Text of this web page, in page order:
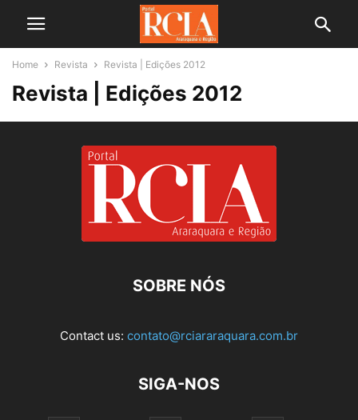
Home Revista Revista | Edições 2012
Revista | Edições 2012
SOBRE NÓS
Contact us: contato@rciararaquara.com.br
SIGA-NOS